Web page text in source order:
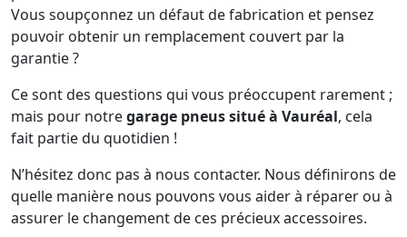
Vous soupçonnez un défaut de fabrication et pensez
pouvoir obtenir un remplacement couvert par la
garantie ?
Ce sont des questions qui vous préoccupent rarement ;
mais pour notregarage pneus situé à Vauréal, cela
fait partie du quotidien !
N’hésitez donc pas à nous contacter. Nous définirons de
quelle manière nous pouvons vous aider à réparer ou à
assurer le changement de ces précieux accessoires.